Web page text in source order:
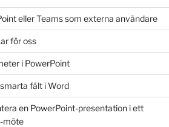
eller Teams som externa användare
för oss
i PowerPoint
fält i Word
en PowerPoint-presentation i ett
möte